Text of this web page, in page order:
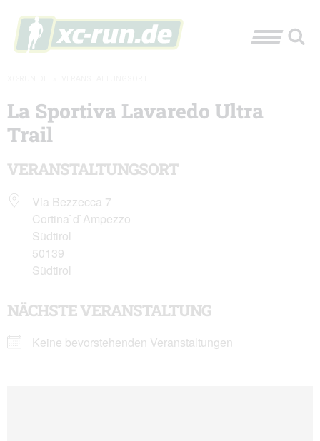
La Sportiva Lavaredo Ultra
Trail
VERANSTALTUNGSORT
Via Bezzecca 7
Cortina`d`Ampezzo
Südtirol
50139
Südtirol
NÄCHSTE VERANSTALTUNG
Keine bevorstehenden Veranstaltungen